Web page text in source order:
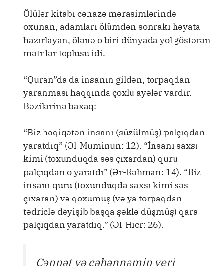
Ölülər kitabı cənazə mərasimlərində
oxunan, adamları ölümdən sonrakı həyata
hazırlayan, ölənə o biri dünyada yol göstərən
mətnlər toplusu idi.
“Quran”da da insanın gildən, torpaqdan
yaranması haqqında çoxlu ayələr vardır.
Bəzilərinə baxaq:
“Biz həqiqətən insanı (süzülmüş) palçıqdan
yaratdıq” (Əl-Muminun: 12). “İnsanı saxsı
kimi (toxunduqda səs çıxardan) quru
palçıqdan o yaratdı” (Ər-Rəhman: 14). “Biz
insanı quru (toxunduqda saxsı kimi səs
çıxaran) və qoxumuş (və ya torpaqdan
tədriclə dəyişib başqa şəklə düşmüş) qara
palçıqdan yaratdıq.” (Əl-Hicr: 26).
Cənnət və cəhənnəmin yeri